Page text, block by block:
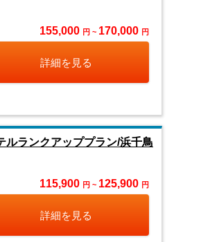
155,000 円 ~ 170,000 円
詳細を見る
ランクアッププラン/浜千鳥
115,900 円 ~ 125,900 円
詳細を見る